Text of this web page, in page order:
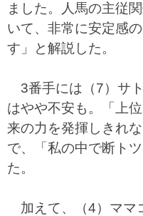
ました。人馬の主従
いて、非常に安定感
す」と解説した。
3番手には（7）サ
はやや不安も。「上
来の力を発揮しきれ
で、「私の中で断ト
た。
加えて、（4）ママ